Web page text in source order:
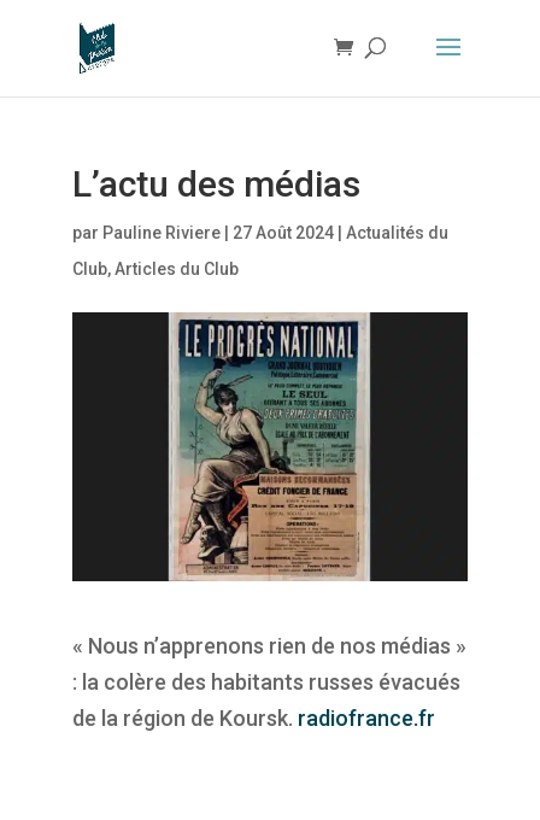
L’actu des médias
par Pauline Riviere| 27 Août 2024| Actualités du
Club,Articles du Club
« Nous n’apprenons rien de nos médias »
: la colère des habitants russes évacués
de la région de Koursk. radiofrance.fr